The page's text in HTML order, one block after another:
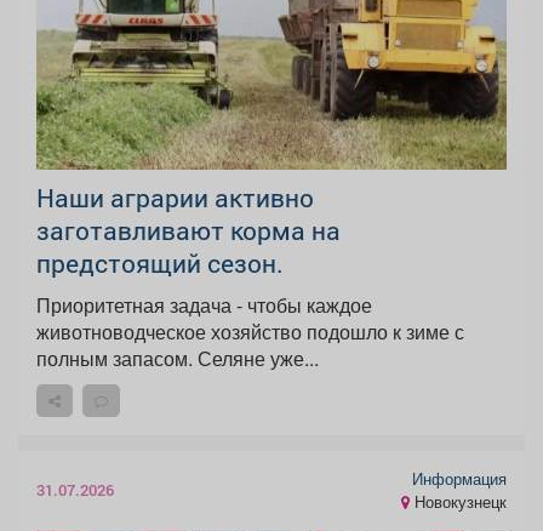
Наши аграрии активно
заготавливают корма на
предстоящий сезон.
Приоритетная задача - чтобы каждое
животноводческое хозяйство подошло к зиме с
полным запасом. Селяне уже...
31.07.2026
Информация
Новокузнецк